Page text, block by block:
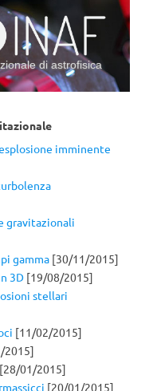
di astrofisica
imminente
gravitazionali
gamma [30/11/2015]
3D [19/08/2015]
stellari
[11/02/2015]
2015]
[28/01/2015]
[20/01/2015]